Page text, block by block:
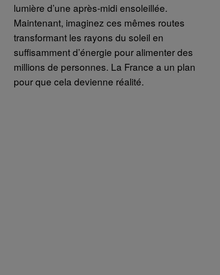
lumière d’une après-midi ensoleillée.
Maintenant, imaginez ces mêmes routes
transformant les rayons du soleil en
suffisamment d’énergie pour alimenter des
millions de personnes. La France a un plan
pour que cela devienne réalité.